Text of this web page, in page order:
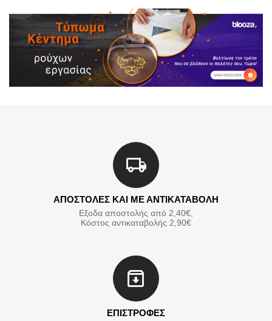
ΑΠΟΣΤΟΛΕΣ ΚΑΙ ΜΕ ΑΝΤΙΚΑΤΑΒΟΛΗ
Εξοδα αποστολής από 2,40€,
Κόστος αντικαταβολής 2,90€
ΕΠΙΣΤΡΟΦΕΣ